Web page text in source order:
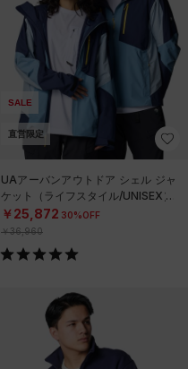
SALE
直営限定
UAアーバンアウトドア シェル ジャ
ケット（ライフスタイル/UNISEX）
￥25,872 30%OFF
￥36,960